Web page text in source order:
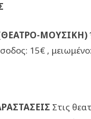
ΜΟΥΣΙΚΗ)
15€ ,
Στις